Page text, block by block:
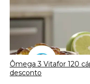
Ômega 3 Vitafor 120
desconto